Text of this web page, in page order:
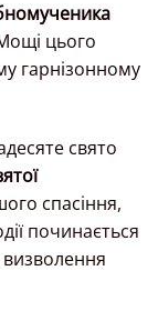
цього
гарнізонному
свято
спасіння,
починається
визволення